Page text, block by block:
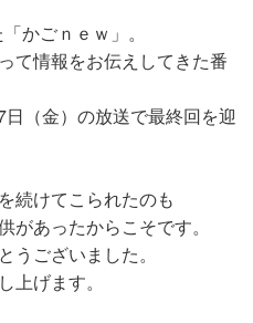
かごｎｅｗ」。
て情報をお伝えしてきた番
（金）の放送で最終回を迎
続けてこられたのも
があったからこそです。
うございました。
上げます。